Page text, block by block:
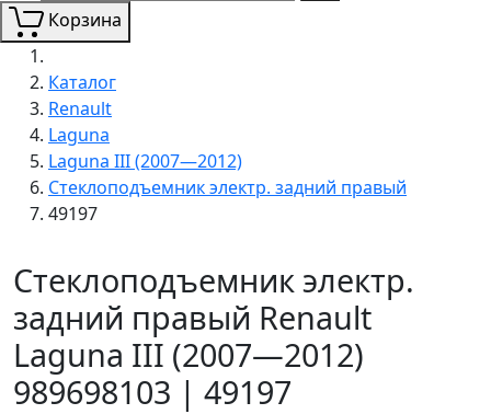
Корзина
Каталог
Renault
Laguna
Laguna III (2007—2012)
Стеклоподъемник электр. задний правый
49197
Стеклоподъемник электр.
задний правый Renault
Laguna III (2007—2012)
989698103 | 49197